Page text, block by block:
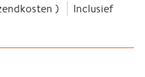
)
Inclusief